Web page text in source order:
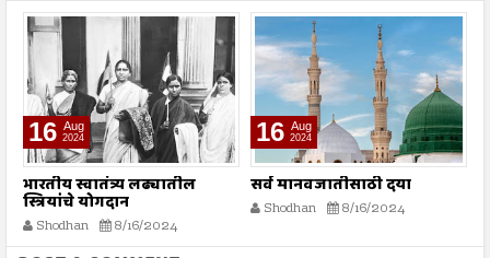
16 Aug
2024
भारतीय स्वातंत्र्य लढ्यातील
स्त्रियांचे योगदान
Shodhan 8/16/2024
16 Aug
2024
सर्व मानवजातीसाठी दया
Shodhan 8/16/2024